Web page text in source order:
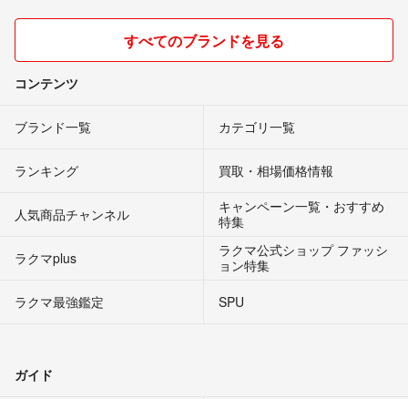
すべてのブランドを見る
コンテンツ
ブランド一覧 カテゴリ一覧
ランキング 買取・相場価格情報
人気商品チャンネル
キャンペーン一覧・おすすめ
特集
ラクマplus
ラクマ公式ショップ ファッシ
ョン特集
ラクマ最強鑑定
SPU
ガイド